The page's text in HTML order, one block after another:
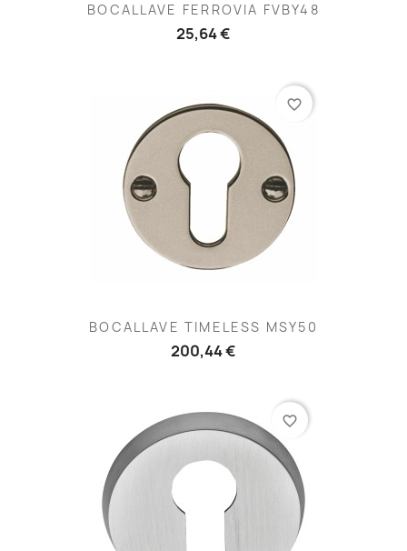
BOCALLAVE FERROVIA FVBY48
25,64 €
BOCALLAVE TIMELESS MSY50
200,44 €
favorite_border
favorite_border